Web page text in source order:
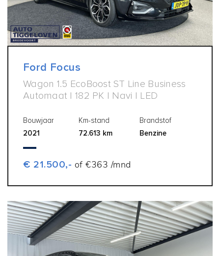
Ford Focus
Wagon 1.5 EcoBoost ST Line Business
Automaat | 182 PK | Navi | LED
Bouwjaar
2021
Km-stand
72.613 km
Brandstof
Benzine
€ 21.500,- of €363 /mnd